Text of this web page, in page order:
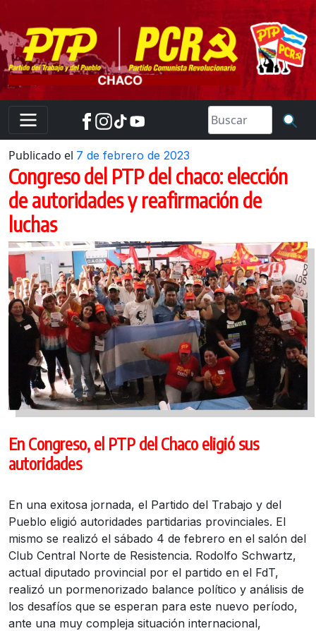
to
content
Publicado el 7 de febrero de 2023
Congreso del PTP del chaco: elección
de autoridades y reafirmación de
luchas
En Congreso, el PTP del Chaco eligió sus
autoridades
En una exitosa jornada, el Partido del Trabajo y del
Pueblo eligió autoridades partidarias provinciales. El
mismo se realizó el sábado 4 de febrero en el salón del
Club Central Norte de Resistencia. Rodolfo Schwartz,
actual diputado provincial por el partido en el FdT,
realizó un pormenorizado balance político y análisis de
los desafíos que se esperan para este nuevo período,
ante una muy compleja situación internacional,